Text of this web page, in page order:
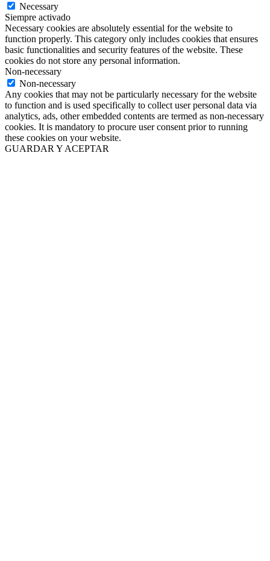
Necessary
Siempre activado
Necessary cookies are absolutely essential for the website to
function properly. This category only includes cookies that ensures
basic functionalities and security features of the website. These
cookies do not store any personal information.
Non-necessary
Non-necessary
Any cookies that may not be particularly necessary for the website
to function and is used specifically to collect user personal data via
analytics, ads, other embedded contents are termed as non-necessary
cookies. It is mandatory to procure user consent prior to running
these cookies on your website.
GUARDAR Y ACEPTAR